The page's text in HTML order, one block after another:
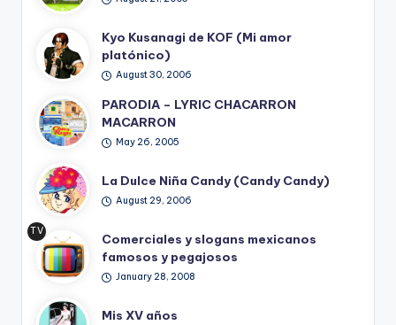
Kyo Kusanagi de KOF (Mi amor
platónico)
August 30, 2006
PARODIA – LYRIC CHACARRON
MACARRON
May 26, 2005
La Dulce Niña Candy (Candy Candy)
August 29, 2006
TV
Ret
ro
Comerciales y slogans mexicanos
famosos y pegajosos
January 28, 2008
Mis XV años